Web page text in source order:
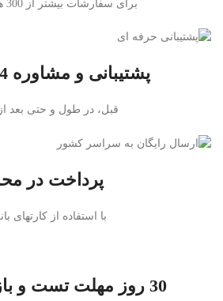
برای سفارشات بیشتر از 300 هزار تومان
پشتیبانی و مشاوره 24 ساعته
قبل، در طول و حتی بعد
پرداخت در
با استفاده از کارتهای
30 روز مهلت تست و بازگشت کالا